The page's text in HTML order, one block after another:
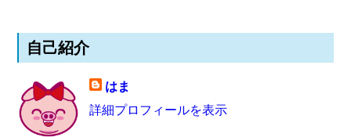
自己紹介
はま
詳細プロフィールを表示